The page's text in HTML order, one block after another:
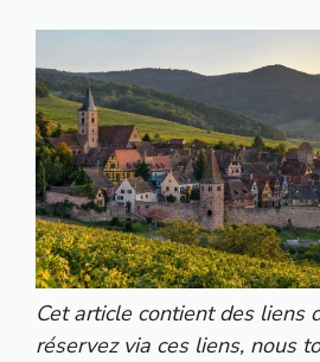
Cet article contient des liens
réservez via ces liens, nous